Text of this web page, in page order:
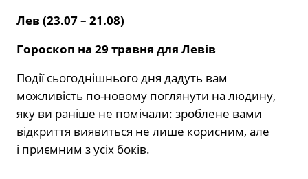
Лев (23.07 – 21.08)
Гороскоп на 29 травня для Левів
Події сьогоднішнього дня дадуть вам
можливість по-новому поглянути на людину,
яку ви раніше не помічали: зроблене вами
відкриття виявиться не лише корисним, але
і приємним з усіх боків.